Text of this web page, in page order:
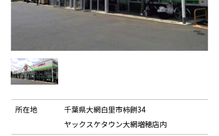
所在地
千葉県大網白里市柿餅34
ヤックスケタウン大網増穂店内